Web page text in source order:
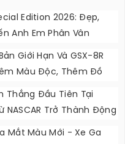
Edition 2026: Đẹp,
Anh Em Phân Vân
Giới Hạn Và GSX-8R
Màu Độc, Thêm Đồ
Thắng Đầu Tiên Tại
NASCAR Trở Thành Động
Mắt Màu Mới - Xe Ga